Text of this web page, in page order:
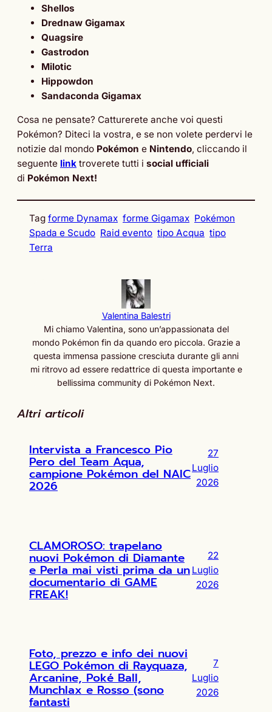
Shellos
Drednaw Gigamax
Quagsire
Gastrodon
Milotic
Hippowdon
Sandaconda Gigamax
Cosa ne pensate? Catturerete anche voi questi
Pokémon? Diteci la vostra, e se non volete perdervi le
notizie dal mondo Pokémon e Nintendo, cliccando il
seguente link troverete tutti i social ufficiali
di Pokémon Next!
Tag forme Dynamax forme Gigamax Pokémon
Spada e Scudo Raid evento tipo Acqua tipo
Terra
Valentina Balestri
Mi chiamo Valentina, sono un’appassionata del
mondo Pokémon fin da quando ero piccola. Grazie a
questa immensa passione cresciuta durante gli anni
mi ritrovo ad essere redattrice di questa importante e
bellissima community di Pokémon Next.
Altri articoli
Intervista a Francesco Pio
Pero del Team Aqua,
campione Pokémon del NAIC
2026
27
Luglio
2026
CLAMOROSO: trapelano
nuovi Pokémon di Diamante
e Perla mai visti prima da un
documentario di GAME
FREAK!
22
Luglio
2026
Foto, prezzo e info dei nuovi
LEGO Pokémon di Rayquaza,
Arcanine, Poké Ball,
Munchlax e Rosso (sono
fantasti
7
Luglio
2026